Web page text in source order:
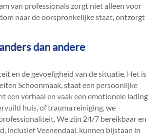
van professionals zorgt niet alleen voor
naar de oorspronkelijke staat, ontzorgt
dan andere
en de gevoeligheid van de situatie.​ Het is
Schoonmaak, staat een persoonlijke
een verhaal en vaak een emotionele lading
huis, of trauma reiniging, we
We zijn 24/7 bereikbaar en
inclusief Veenendaal, kunnen bijstaan in